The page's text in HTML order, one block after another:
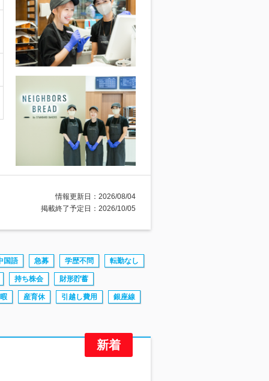
情報更新日：2026/08/04
掲載終了予定日：2026/10/05
国語 急募 学歴不問 転勤なし
持ち株会 財形貯蓄
産育休 引越し費用 銀座線